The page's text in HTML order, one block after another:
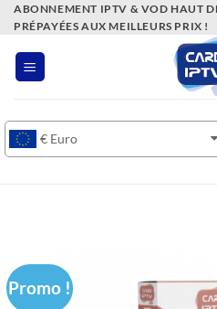
Passer
au
contenu
ABONNEMENT IPTV & VOD HAUT
PRÉPAYÉES AUX MEILLEURS PRIX !
€ Euro
Promo !